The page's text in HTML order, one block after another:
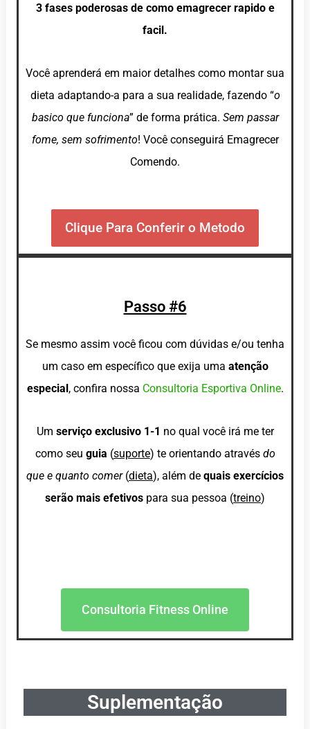
3 fases poderosas de como emagrecer rapido e
facil.
Você aprenderá em maior detalhes como montar sua
dieta adaptando-a para a sua realidade, fazendo “o
basico que funciona” de forma prática. Sem passar
fome, sem sofrimento! Você conseguirá Emagrecer
Comendo.
Clique Para Conferir o Metodo
Passo #6
Se mesmo assim você ficou com dúvidas e/ou tenha
um caso em específico que exija uma atenção
especial, confira nossa Consultoria Esportiva Online.
Um serviço exclusivo 1-1 no qual você irá me ter
como seu guia (suporte) te orientando através do
que e quanto comer(dieta), além de quais exercícios
serão mais efetivos para sua pessoa (treino)
Consultoria Fitness Online
Suplementação